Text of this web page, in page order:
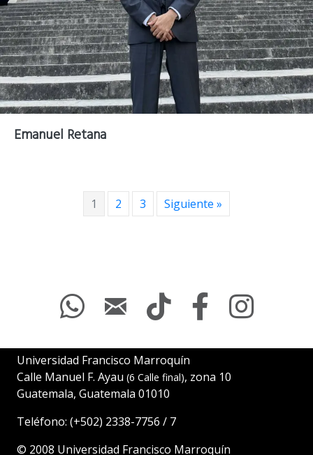
Emanuel Retana
1 2 3 Siguiente »
Universidad Francisco Marroquín
Calle Manuel F. Ayau (6 Calle final), zona 10
Guatemala, Guatemala 01010
Teléfono: (+502) 2338-7756 / 7
© 2008 Universidad Francisco Marroquín